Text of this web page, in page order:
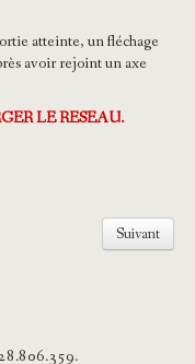
atteinte, un fléchage
avoir rejoint un axe
LE RESEAU.
Suivant